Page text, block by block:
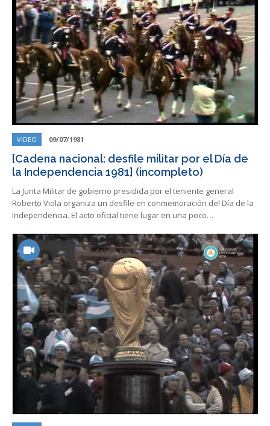
VIDEO 09/07/1981
[Cadena nacional: desfile militar por el Día de
la Independencia 1981] (incompleto)
La Junta Militar de gobierno presidida por el teniente general
Roberto Viola organiza un desfile en conmemoración del Día de la
Independencia. El acto oficial tiene lugar en una poco…